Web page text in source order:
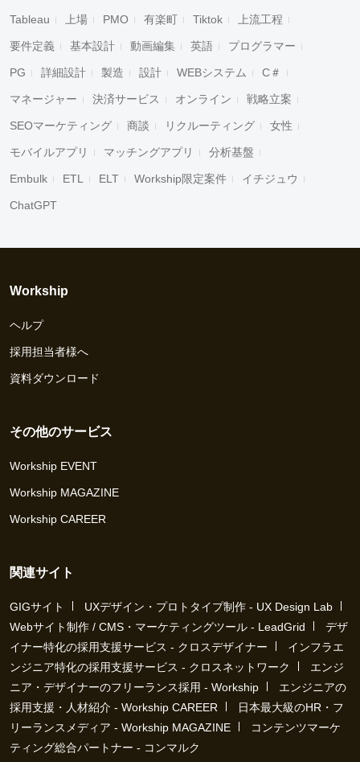
Tableau 上場 PMO 有楽町 Tiktok 上流工程
要件定義 基本設計 動画編集 英語 プログラマー
PG 詳細設計 製造 設計 WEBシステム C＃
マネージャー 決済サービス オンライン 戦略立案
SEOマーケティング 商談 リクルーティング 女性
モバイルアプリ マッチングアプリ 分析基盤
Embulk ETL ELT Workship限定案件 イチジュウ
ChatGPT
Workship
ヘルプ
採用担当者様へ
資料ダウンロード
その他のサービス
Workship EVENT
Workship MAGAZINE
Workship CAREER
関連サイト
GIGサイト
UXデザイン・プロトタイプ制作 - UX Design Lab
Webサイト制作 / CMS・マーケティングツール - LeadGrid
デザ
イナー特化の採用支援サービス - クロスデザイナー
インフラエ
ンジニア特化の採用支援サービス - クロスネットワーク
エンジ
ニア・デザイナーのフリーランス採用 - Workship
エンジニアの
採用支援・人材紹介 - Workship CAREER
日本最大級のHR・フ
リーランスメディア - Workship MAGAZINE
コンテンツマーケ
ティング総合パートナー - コンマルク